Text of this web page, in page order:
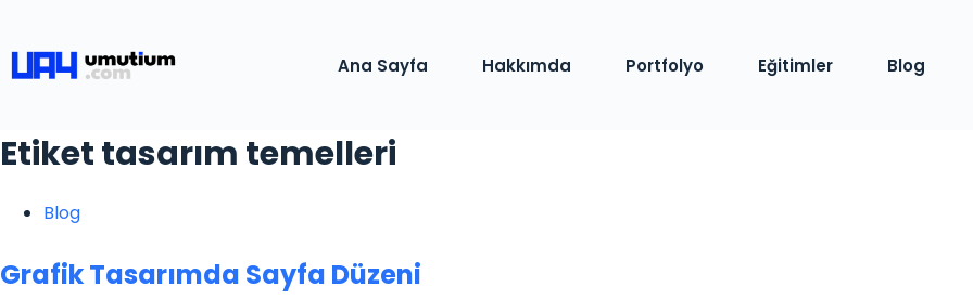
Ana Sayfa Hakkımda Portfolyo Eğitimler Blog
Etikettasarım temelleri
Blog
Grafik Tasarımda Sayfa Düzeni